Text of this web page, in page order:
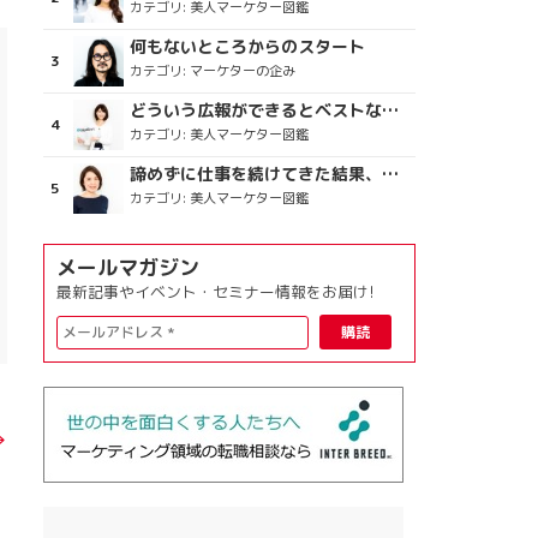
カテゴリ: 美人マーケター図鑑
何もないところからのスタート
カテゴリ: マーケターの企み
どういう広報ができるとベストなのか
カテゴリ: 美人マーケター図鑑
諦めずに仕事を続けてきた結果、楽しめている今がある
カテゴリ: 美人マーケター図鑑
メールマガジン
最新記事やイベント・セミナー情報をお届け!